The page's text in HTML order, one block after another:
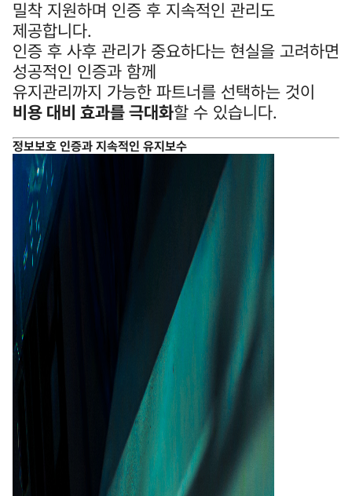
밀착 지원하며 인증 후 지속적인 관리도
제공합니다.
인증 후 사후 관리가 중요하다는 현실을 고려하면
성공적인 인증과 함께
유지관리까지 가능한 파트너를 선택하는 것이
비용 대비 효과를 극대화할 수 있습니다.
정보보호 인증과 지속적인 유지보수